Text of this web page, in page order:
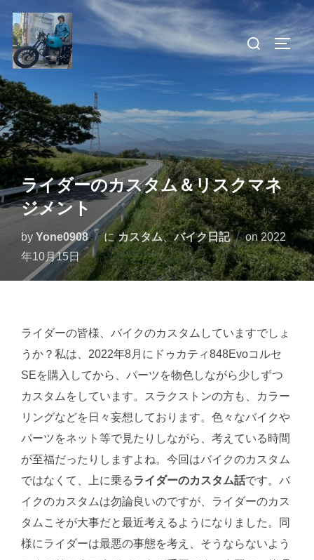
ツ
へ
ス
キ
ッ
プ
検
索
対
象:
サイ
ライダーのカスタム＆リスクマネ
ジメント
by Yone0908 にカスタム、バイク日記 on投
稿
日:
2022
年10月15日
ライダーの皆様、バイクのカスタムしていますでしょ
うか？私は、2022年8月にドゥカティ848Evoコルセ
SEを購入してから、パーツを物色しながら少しずつ
カスタムをしています。スラクストンの方も、カラー
リングなどを日々妄想しております。色々なバイクや
パーツをネット等で見たりしながら、考えている時間
が至福だったりしますよね。今回はバイクのカスタム
ではなくて、上に乗るライダーのカスタム話です。バ
イクのカスタムは勿論良いのですが、ライダーのカス
タムこそが大事だと最近考えるようになりました。同
様にライダーは最悪の事態を考え、そうならないよう